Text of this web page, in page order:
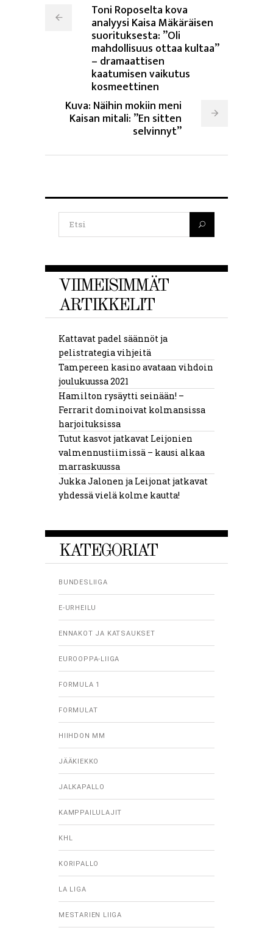
Toni Roposelta kova
analyysi Kaisa Mäkäräisen
suorituksesta: ”Oli
mahdollisuus ottaa kultaa”
– dramaattisen
kaatumisen vaikutus
kosmeettinen
Kuva: Näihin mokiin meni
Kaisan mitali: ”En sitten
selvinnyt”
VIIMEISIMMÄT
ARTIKKELIT
Kattavat padel säännöt ja
pelistrategia vihjeitä
Tampereen kasino avataan vihdoin
joulukuussa 2021
Hamilton rysäytti seinään! –
Ferrarit dominoivat kolmansissa
harjoituksissa
Tutut kasvot jatkavat Leijonien
valmennustiimissä – kausi alkaa
marraskuussa
Jukka Jalonen ja Leijonat jatkavat
yhdessä vielä kolme kautta!
KATEGORIAT
BUNDESLIIGA
E-URHEILU
ENNAKOT JA KATSAUKSET
EUROOPPA-LIIGA
FORMULA 1
FORMULAT
HIIHDON MM
JÄÄKIEKKO
JALKAPALLO
KAMPPAILULAJIT
KHL
KORIPALLO
LA LIGA
MESTARIEN LIIGA